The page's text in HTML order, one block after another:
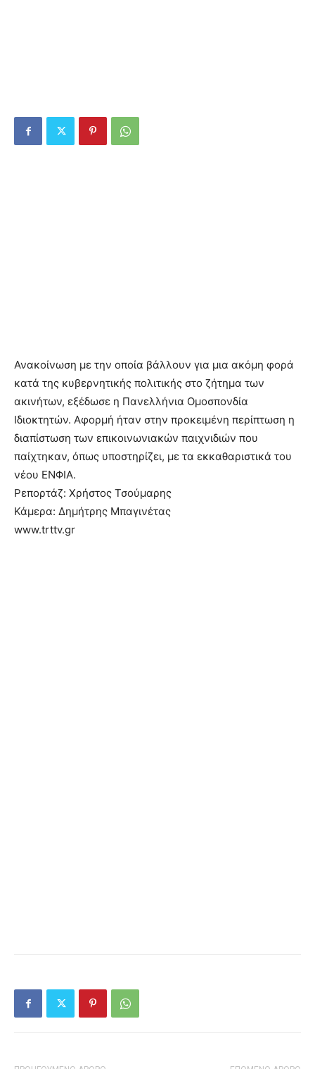
Ανακοίνωση με την οποία βάλλουν για μια ακόμη φορά
κατά της κυβερνητικής πολιτικής στο ζήτημα των
ακινήτων, εξέδωσε η Πανελλήνια Ομοσπονδία
Ιδιοκτητών. Αφορμή ήταν στην προκειμένη περίπτωση η
διαπίστωση των επικοινωνιακών παιχνιδιών που
παίχτηκαν, όπως υποστηρίζει, με τα εκκαθαριστικά του
νέου ΕΝΦΙΑ.
Ρεπορτάζ: Χρήστος Τσούμαρης
Κάμερα: Δημήτρης Μπαγινέτας
www.trttv.gr